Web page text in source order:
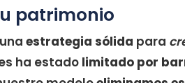
patrimonio
estrategia sólida para
ha estado limitado por